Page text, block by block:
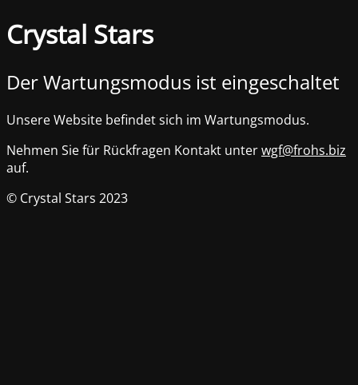
Crystal Stars
Der Wartungsmodus ist eingeschaltet
Unsere Website befindet sich im Wartungsmodus.
Nehmen Sie für Rückfragen Kontakt unterwgf@frohs.biz
auf.
© Crystal Stars 2023